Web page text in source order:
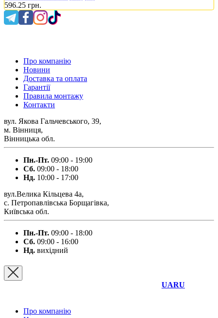
596.25 грн.
Про компанію
Новини
Доставка та оплата
Гарантії
Правила монтажу
Контакти
вул. Якова Гальчевського, 39,
м. Вінниця,
Вінницька обл.
Пн.-Пт. 09:00 - 19:00
Сб. 09:00 - 18:00
Нд. 10:00 - 17:00
вул.Велика Кільцева 4а,
с. Петропавлівська Борщагівка,
Київська обл.
Пн.-Пт. 09:00 - 18:00
Сб. 09:00 - 16:00
Нд. вихідний
RU
UA
Про компанію